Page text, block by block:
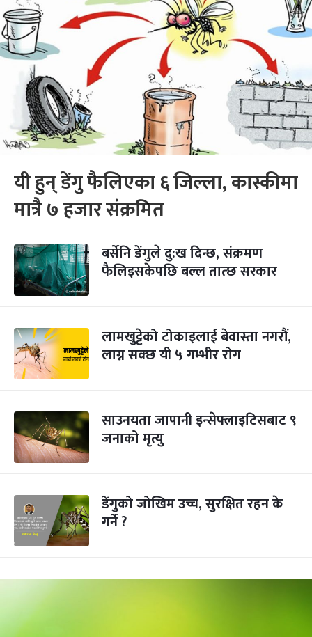
यी हुन् डेंगु फैलिएका ६ जिल्ला, कास्कीमा
मात्रै ७ हजार संक्रमित
बर्सेनि डेंगुले दु:ख दिन्छ, संक्रमण
फैलिइसकेपछि बल्ल तात्छ सरकार
लामखुट्टेको टोकाइलाई बेवास्ता नगरौं,
लाग्न सक्छ यी ५ गम्भीर रोग
साउनयता जापानी इन्सेफ्लाइटिसबाट ९
जनाको मृत्यु
डेंगुको जोखिम उच्च, सुरक्षित रहन के
गर्ने ?